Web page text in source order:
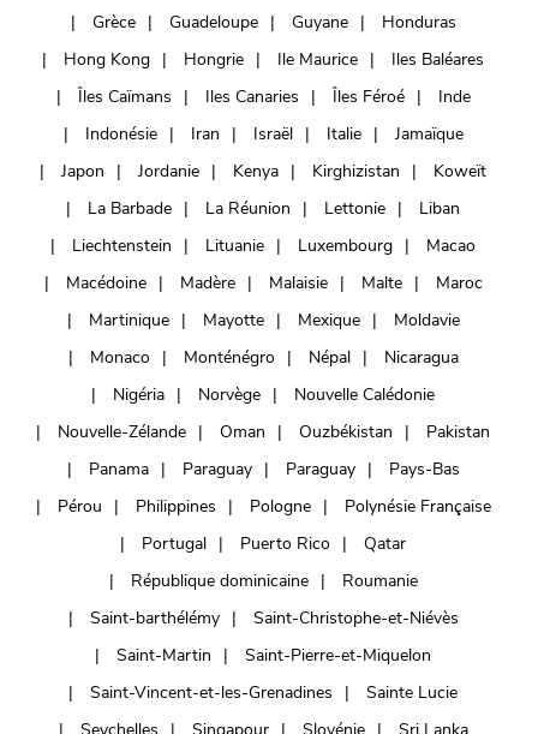
Grèce
Guadeloupe Guyane
Honduras
Hong Kong
Hongrie Ile Maurice
Iles Baléares
Îles Caïmans
Iles Canaries Îles Féroé
Inde
Indonésie
Iran Israël Italie
Jamaïque
Japon
Jordanie Kenya Kirghizistan
Koweït
La Barbade
La Réunion Lettonie
Liban
Liechtenstein
Lituanie Luxembourg
Macao
Macédoine
Madère Malaisie Malte
Maroc
Martinique
Mayotte Mexique
Moldavie
Monaco
Monténégro Népal
Nicaragua
Nigéria
Norvège
Nouvelle Calédonie
Nouvelle-Zélande
Oman Ouzbékistan
Pakistan
Panama
Paraguay Paraguay
Pays-Bas
Pérou
Philippines Pologne
Polynésie Française
Portugal
Puerto Rico
Qatar
République dominicaine
Roumanie
Saint-barthélémy
Saint-Christophe-et-Niévès
Saint-Martin
Saint-Pierre-et-Miquelon
Saint-Vincent-et-les-Grenadines
Sainte Lucie
Seychelles
Singapour Slovénie Sri Lanka